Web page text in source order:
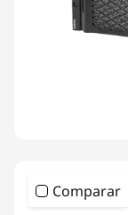
Comparar